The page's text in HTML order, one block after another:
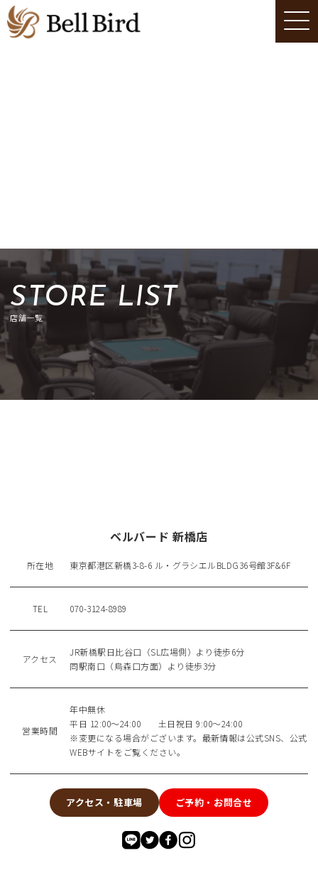
STORE LIST
店舗一覧
ベルバード 新橋店
所在地 東京都港区新橋3-8-6 ル・グラシエルBLDG36号館3F&6F
TEL 070-3124-8989
アクセス
JR新橋駅日比谷口（SL広場側）より徒歩6分
同駅南口（烏森口方面）より徒歩3分
営業時間
年中無休
平日 12:00～24:00 土日祝日 9:00～24:00
※変更になる場合がございます。最新情報は公式SNS、公式
WEBサイトをご覧ください。
アクセス・駐車場 ご予約・お問合せ